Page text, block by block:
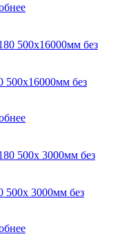
без
3000мм без